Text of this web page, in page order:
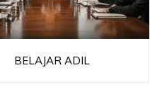
BELAJAR ADIL